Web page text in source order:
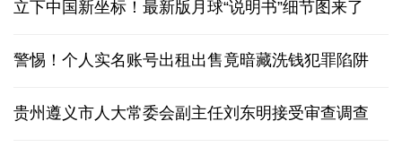
立下中国新坐标！最新版月球“说明书”细节图来了
警惕！个人实名账号出租出售竟暗藏洗钱犯罪陷阱
贵州遵义市人大常委会副主任刘东明接受审查调查